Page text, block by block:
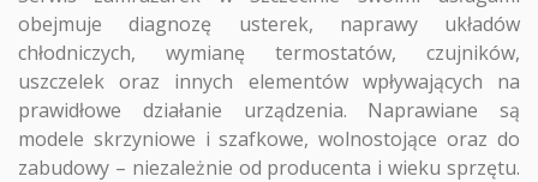
obejmuje diagnozę usterek, naprawy układów
chłodniczych, wymianę termostatów, czujników,
uszczelek oraz innych elementów wpływających na
prawidłowe działanie urządzenia. Naprawiane są
modele skrzyniowe i szafkowe, wolnostojące oraz do
zabudowy – niezależnie od producenta i wieku sprzętu.